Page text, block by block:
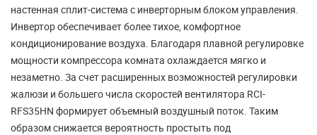
настенная сплит-система с инверторным блоком управления.
Инвертор обеспечивает более тихое, комфортное
кондиционирование воздуха. Благодаря плавной регулировке
мощности компрессора комната охлаждается мягко и
незаметно. За счет расширенных возможностей регулировки
жалюзи и большего числа скоростей вентилятора RCI-
RFS35HN формирует объемный воздушный поток. Таким
образом снижается вероятность простыть под